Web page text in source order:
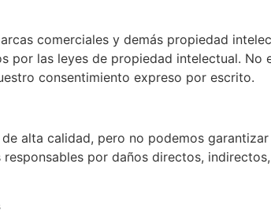
comerciales y demás propiedad
por las leyes de propiedad intelectual.
consentimiento expreso por escrito.
alta calidad, pero no podemos
por daños directos,